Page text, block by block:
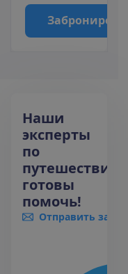
Заброниро
Наши
эксперты
по
путешествиям
готовы
помочь!
Отправить запрос